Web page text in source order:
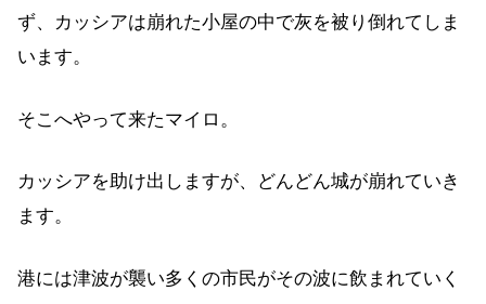
ず、カッシアは崩れた小屋の中で灰を被り倒れてしま
います。
そこへやって来たマイロ。
カッシアを助け出しますが、どんどん城が崩れていき
ます。
港には津波が襲い多くの市民がその波に飲まれていく